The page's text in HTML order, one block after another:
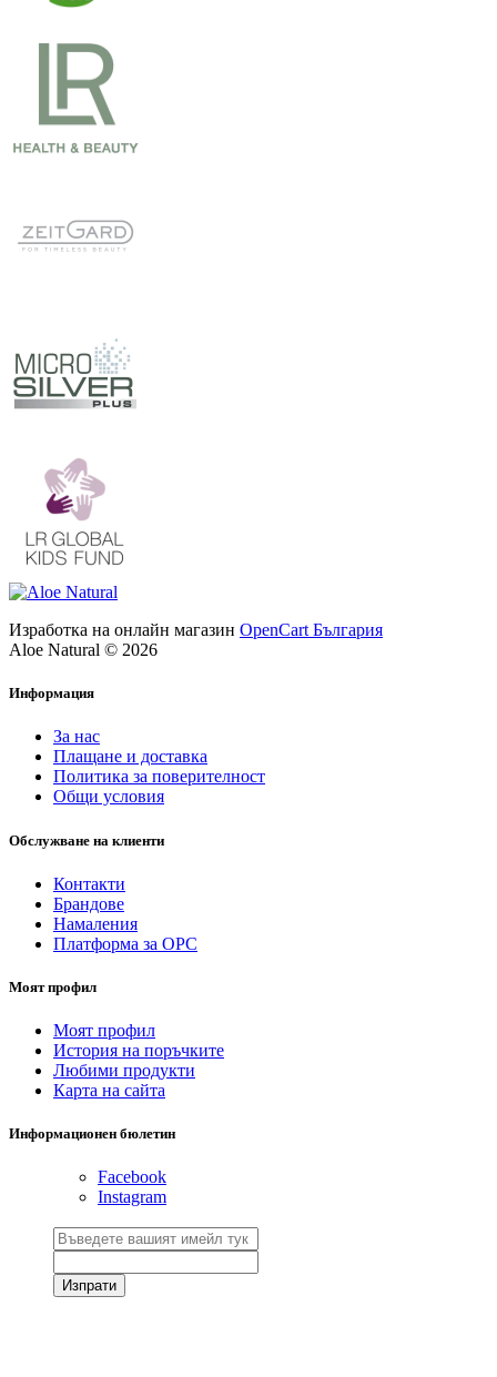
Изработка на онлайн магазин OpenCart България
Aloe Natural © 2026
Информация
За нас
Плащане и доставка
Политика за поверителност
Общи условия
Обслужване на клиенти
Контакти
Брандове
Намаления
Платформа за ОРС
Моят профил
Моят профил
История на поръчките
Любими продукти
Карта на сайта
Информационен бюлетин
Facebook
Instagram